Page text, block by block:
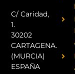
C/ Caridad,
1.
30202
CARTAGENA.
(MURCIA)
ESPAÑA